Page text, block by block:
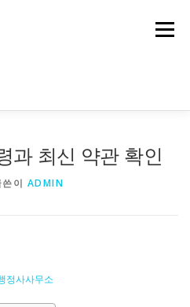
메뉴
과 최신 약관 확인
쓴이 ADMIN